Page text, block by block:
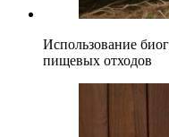
Использование
пищевых отходов